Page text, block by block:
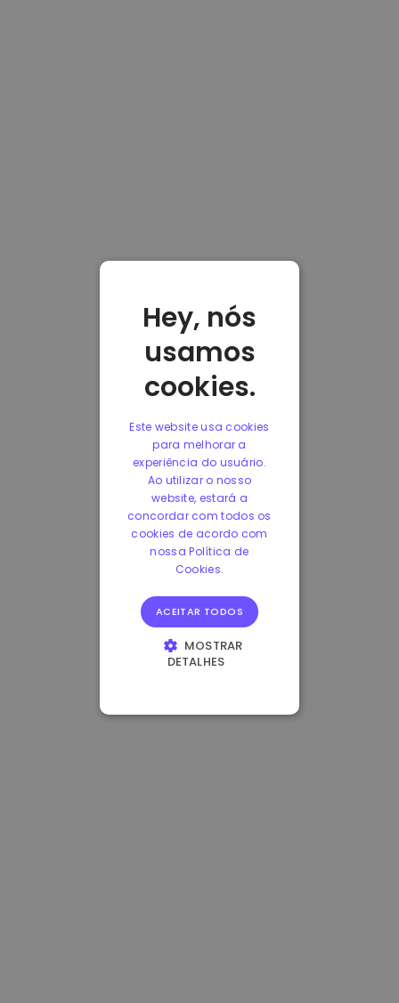
Hey, nós
usamos
cookies.
Este website usa cookies
para melhorar a
experiência do usuário.
Ao utilizar o nosso
website, estará a
concordar com todos os
cookies de acordo com
nossa Política de
Cookies.
ACEITAR TODOS
MOSTRAR
DETALHES